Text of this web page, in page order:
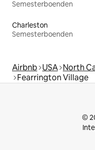
Semesterboenden
Charleston
Semesterboenden
Airbnb USA North
Fearrington Village
©